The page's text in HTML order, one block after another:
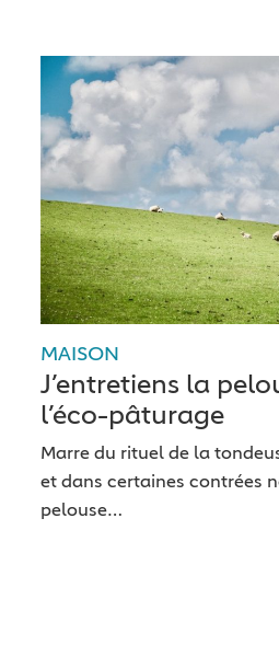
MAISON
J’entretiens la
l’éco-pâturage
Marre du rituel de la
et dans certaines contrées
pelouse…